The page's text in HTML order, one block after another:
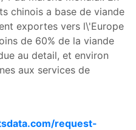
chinois a base de viande
exportes vers l\'Europe
de 60% de la viande
au detail, et environ
aux services de
request-